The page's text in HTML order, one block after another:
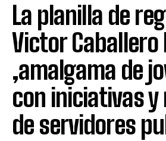
La planilla de
Victor Caballero
,amalgama de
con iniciativas y
de servidores